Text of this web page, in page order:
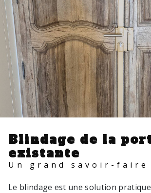
Blindage de la
existante
Un grand savoir-faire
Le blindage est une solution